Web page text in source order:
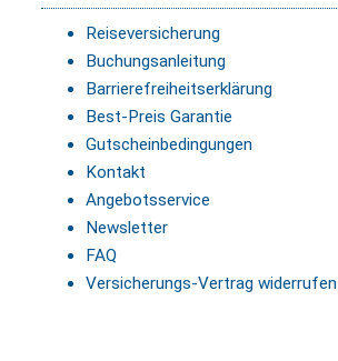
Reiseversicherung
Buchungsanleitung
Barrierefreiheitserklärung
Best-Preis Garantie
Gutscheinbedingungen
Kontakt
Angebotsservice
Newsletter
FAQ
Versicherungs-Vertrag widerrufen